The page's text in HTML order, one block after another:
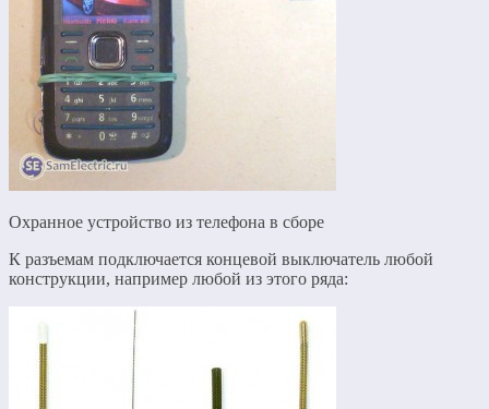
Охранное устройство из телефона в сборе
К разъемам подключается концевой выключатель любой
конструкции, например любой из этого ряда: